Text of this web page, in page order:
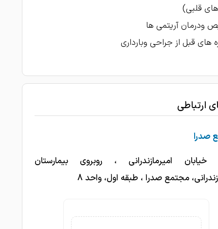
مادرم انژیو کرده پیششون عالیییی
بسیار عالی
قلبی)
ودرمان آریتمی ها
های قبل از جراحی وبارداری
ارتباطی
صدرا
خیابان امیرمازندرانی ، روبروی بیمارستان
مجتمع صدرا ، طبقه اول، واحد 8